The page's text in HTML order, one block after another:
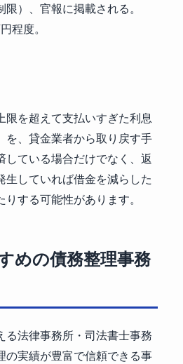
）、官報に掲載される。
程度。
限を超えて支払いすぎた利息
を、貸金業者から取り戻す手
している場合だけでなく、返
生していれば借金を減らした
する可能性があります。
めの債務整理事務
る法律事務所・司法書士事務
の実績が豊富で信頼できる事